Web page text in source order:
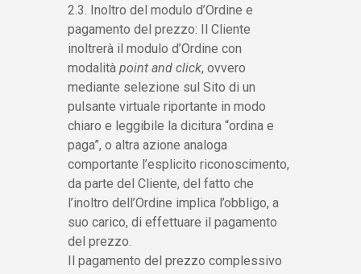
2.3. Inoltro del modulo d’Ordine e
pagamento del prezzo: Il Cliente
inoltrerà il modulo d’Ordine con
modalità point and click, ovvero
mediante selezione sul Sito di un
pulsante virtuale riportante in modo
chiaro e leggibile la dicitura “ordina e
paga”, o altra azione analoga
comportante l’esplicito riconoscimento,
da parte del Cliente, del fatto che
l’inoltro dell’Ordine implica l’obbligo, a
suo carico, di effettuare il pagamento
del prezzo.
Il pagamento del prezzo complessivo